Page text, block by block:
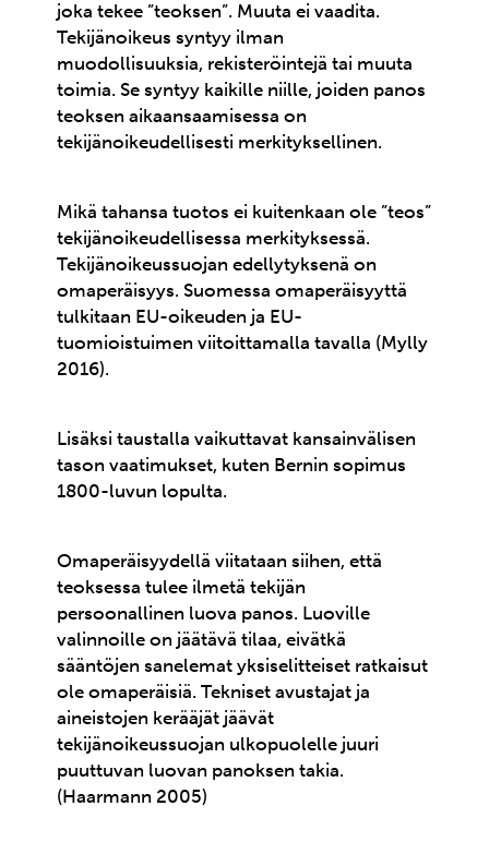
joka tekee ”teoksen”. Muuta ei vaadita.
Tekijänoikeus syntyy ilman
muodollisuuksia, rekisteröintejä tai muuta
toimia. Se syntyy kaikille niille, joiden panos
teoksen aikaansaamisessa on
tekijänoikeudellisesti merkityksellinen.
Mikä tahansa tuotos ei kuitenkaan ole ”teos”
tekijänoikeudellisessa merkityksessä.
Tekijänoikeussuojan edellytyksenä on
omaperäisyys. Suomessa omaperäisyyttä
tulkitaan EU-oikeuden ja EU-
tuomioistuimen viitoittamalla tavalla (Mylly
2016).
Lisäksi taustalla vaikuttavat kansainvälisen
tason vaatimukset, kuten Bernin sopimus
1800-luvun lopulta.
Omaperäisyydellä viitataan siihen, että
teoksessa tulee ilmetä tekijän
persoonallinen luova panos. Luoville
valinnoille on jäätävä tilaa, eivätkä
sääntöjen sanelemat yksiselitteiset ratkaisut
ole omaperäisiä. Tekniset avustajat ja
aineistojen kerääjät jäävät
tekijänoikeussuojan ulkopuolelle juuri
puuttuvan luovan panoksen takia.
(Haarmann 2005)